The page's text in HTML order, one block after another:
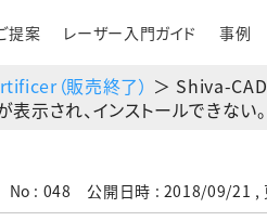
提案 レーザー入門ガイド 事例
（販売終了） ＞ Shiva-
示され、インストールできない。
No : 048 公開日時 : 2018/09/21 ,